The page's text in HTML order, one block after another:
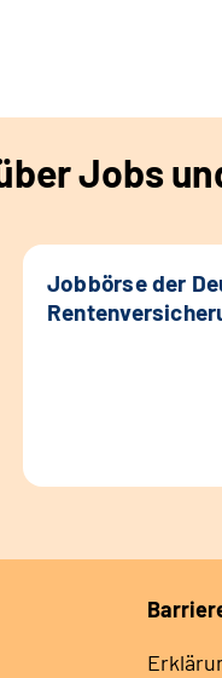
Jobs
Jobbörse der